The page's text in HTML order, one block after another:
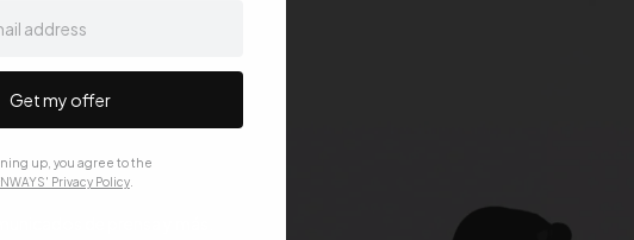
de prensa y más.
Get my offer
up, you agree to the
Privacy Policy.